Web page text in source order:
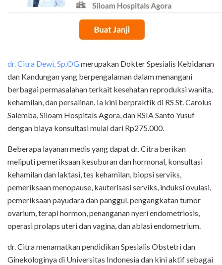
dr. Citra Dewi, Sp.OGmerupakan Dokter Spesialis Kebidanan
dan Kandungan yang berpengalaman dalam menangani
berbagai permasalahan terkait kesehatan reproduksi wanita,
kehamilan, dan persalinan. Ia kini berpraktik di RS St. Carolus
Salemba, Siloam Hospitals Agora, dan RSIA Santo Yusuf
dengan biaya konsultasi mulai dari Rp275.000.
Beberapa layanan medis yang dapat dr. Citra berikan
meliputi pemeriksaan kesuburan dan hormonal, konsultasi
kehamilan dan laktasi, tes kehamilan, biopsi serviks,
pemeriksaan menopause, kauterisasi serviks, induksi ovulasi,
pemeriksaan payudara dan panggul, pengangkatan tumor
ovarium, terapi hormon, penanganan nyeri endometriosis,
operasi prolaps uteri dan vagina, dan ablasi endometrium.
dr. Citra menamatkan pendidikan Spesialis Obstetri dan
Ginekologinya di Universitas Indonesia dan kini aktif sebagai